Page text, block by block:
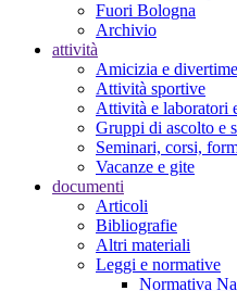
Fuori Bologna
Archivio
attività
Amicizia e
Attività sportive
Attività e laboratori
Gruppi di ascolto e
Seminari, corsi,
Vacanze e gite
documenti
Articoli
Bibliografie
Altri materiali
Leggi e normative
Normativa